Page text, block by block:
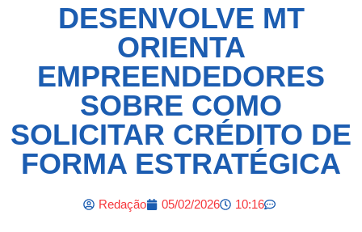
DESENVOLVE MT
ORIENTA
EMPREENDEDORES
SOBRE COMO
SOLICITAR CRÉDITO DE
FORMA ESTRATÉGICA
Redação 05/02/2026 10:16